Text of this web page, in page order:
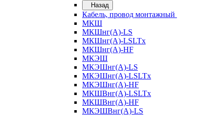
Назад
Кабель, провод монтажный
МКШ
МКШнг(А)-LS
МКШнг(А)-LSLTx
МКШнг(А)-HF
МКЭШ
МКЭШнг(А)-LS
МКЭШнг(А)-LSLTx
МКЭШнг(А)-HF
МКШВнг(A)-LSLTx
МКШВнг(А)-HF
МКЭШВнг(А)-LS